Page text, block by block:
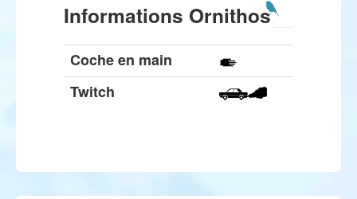
Informations Ornithos
Coche en main
Twitch